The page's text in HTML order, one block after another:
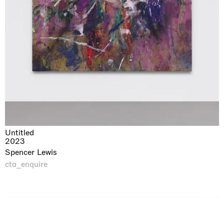
Untitled
2023
Spencer Lewis
cta_enquire